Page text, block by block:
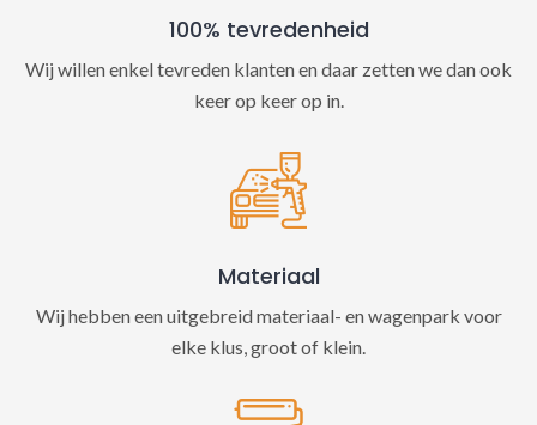
100% tevredenheid
Wij willen enkel tevreden klanten en daar zetten we dan ook
keer op keer op in.
Materiaal
Wij hebben een uitgebreid materiaal- en wagenpark voor
elke klus, groot of klein.